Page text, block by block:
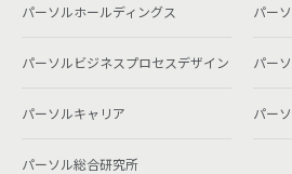
パーソルホールディングス パー
パーソルビジネスプロセスデザイン パー
パーソルキャリア パー
パーソル総合研究所